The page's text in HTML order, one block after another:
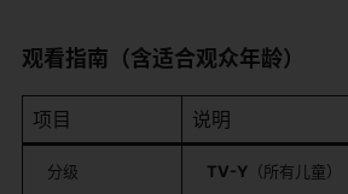
观看指南（含适合观众年龄）
项目 说明
分级 TV-Y （所有儿童）